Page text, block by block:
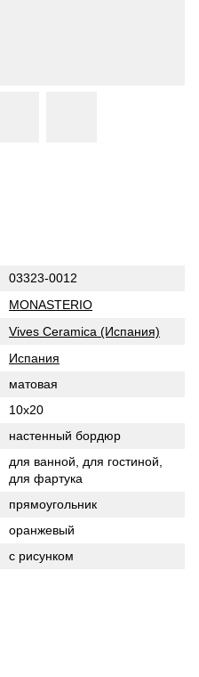
03323-0012
MONASTERIO
Vives Ceramica (Испания)
Испания
матовая
10x20
настенный бордюр
для ванной, для гостиной,
для фартука
прямоугольник
оранжевый
с рисунком